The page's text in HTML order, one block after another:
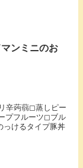
ンミニのお
辛蒟蒻◻︎蒸しピー
プフルーツ◻︎ブル
っけるタイプ豚丼